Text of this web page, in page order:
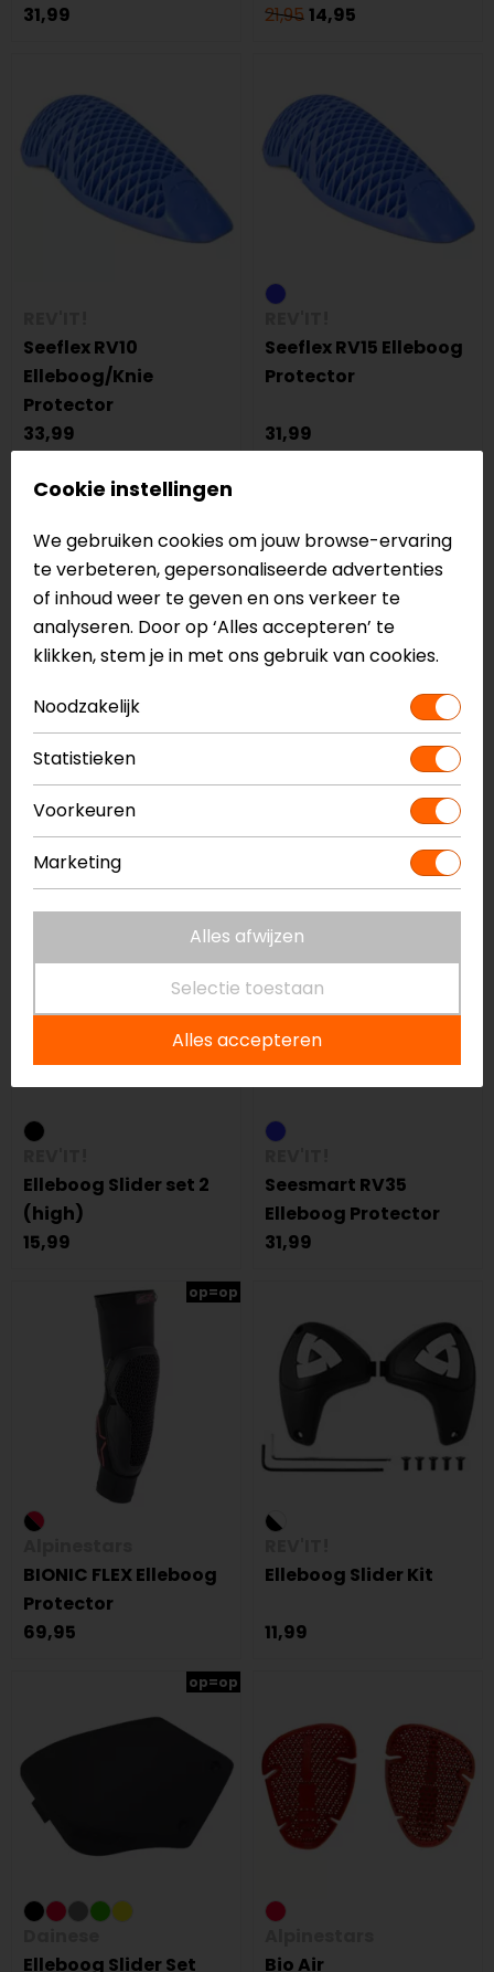
31,99
21,9514,95
Seeflex RV10
Elleboog/Knie
Protector
33,99
Seeflex RV15 Elleboog
Protector
31,99
REV'IT!
Elleboog Slider set 2
15,99
Alpinestars
Elleboog Slider set 2
(high)
15,99
Seesmart RV35
Elleboog Protector
31,99
op=op
BIONIC FLEX Elleboog
Protector
69,95
Elleboog Slider Kit
11,99
op=op
Elleboog Slider Set
Bio Air
Cookie instellingen
We gebruiken cookies om jouw browse-ervaring
te verbeteren, gepersonaliseerde advertenties
of inhoud weer te geven en ons verkeer te
analyseren. Door op ‘Alles accepteren’ te
klikken, stem je in met ons gebruik van cookies.
Noodzakelijk
Statistieken
Voorkeuren
Marketing
Alles afwijzen
Selectie toestaan
Alles accepteren